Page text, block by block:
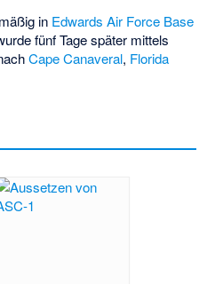
in Edwards Air Force Base
fünf Tage später mittels
Cape Canaveral, Florida